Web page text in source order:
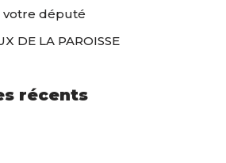
votre député
DE LA PAROISSE
récents